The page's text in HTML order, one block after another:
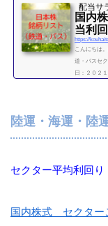
配当サ
国内
当利
https://
こんにちは
道・バスセ
日：２０２
2東海旅客鉄
続きを読む
陸運・海運・陸
セクター平均利回り
国内株式 セクター